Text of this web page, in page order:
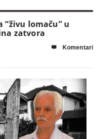
“živu lomaču” u
zatvora
 Komentari